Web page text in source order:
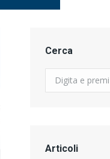
Cerca
Search:
Articoli